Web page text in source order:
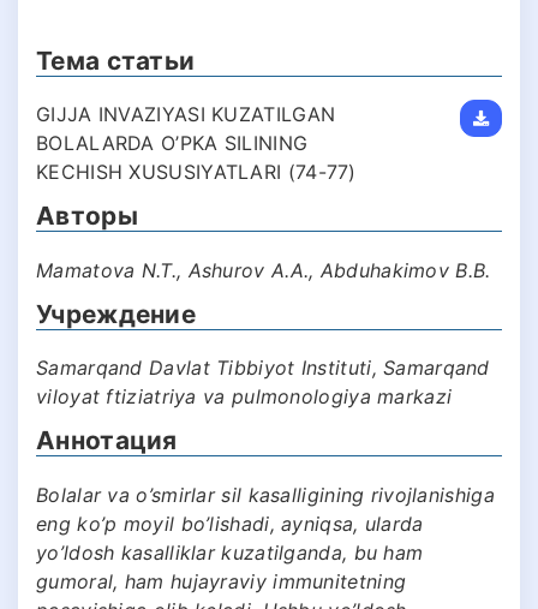
Тема статьи
GIJJA INVAZIYASI KUZATILGAN
BOLALARDA O’PKA SILINING
KECHISH XUSUSIYATLARI (74-77)
Авторы
Mamatova N.T., Ashurov A.A., Abduhakimov B.B.
Учреждение
Samarqand Davlat Tibbiyot Instituti, Samarqand
viloyat ftiziatriya va pulmonologiya markazi
Аннотация
Bolalar va o’smirlar sil kasalligining rivojlanishiga
eng ko’p moyil bo’lishadi, ayniqsa, ularda
yo’ldosh kasalliklar kuzatilganda, bu ham
gumoral, ham hujayraviy immunitetning